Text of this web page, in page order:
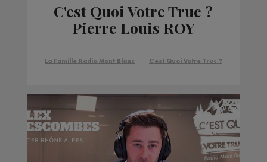
C'est Quoi Votre Truc ?
Pierre Louis ROY
La Famille Radio Mont Blanc C'est Quoi Votre Truc ?